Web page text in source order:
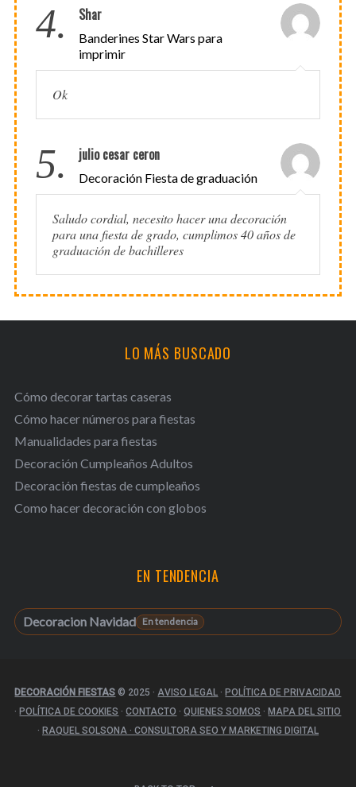
4. Shar
Banderines Star Wars para
imprimir
Ok
5. julio cesar ceron
Decoración Fiesta de graduación
Saludo cordial, necesito hacer una decoración
para una fiesta de grado, cumplimos 40 años de
graduación de bachilleres
LO MÁS BUSCADO
Cómo decorar tartas caseras
Cómo hacer números para fiestas
Manualidades para fiestas
Decoración Cumpleaños Adultos
Decoración fiestas de cumpleaños
Como hacer decoración con globos
EN TENDENCIA
Decoracion Navidad
DECORACIÓN FIESTAS © 2025 · AVISO LEGAL · POLÍTICA DE PRIVACIDAD
· POLÍTICA DE COOKIES · CONTACTO · QUIENES SOMOS · MAPA DEL SITIO
· RAQUEL SOLSONA · CONSULTORA SEO Y MARKETING DIGITAL